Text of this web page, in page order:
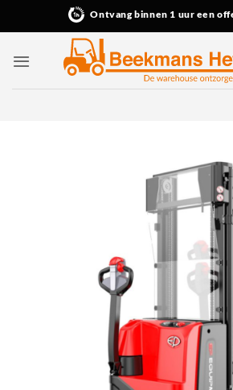
Ontvang binnen 1 uur een